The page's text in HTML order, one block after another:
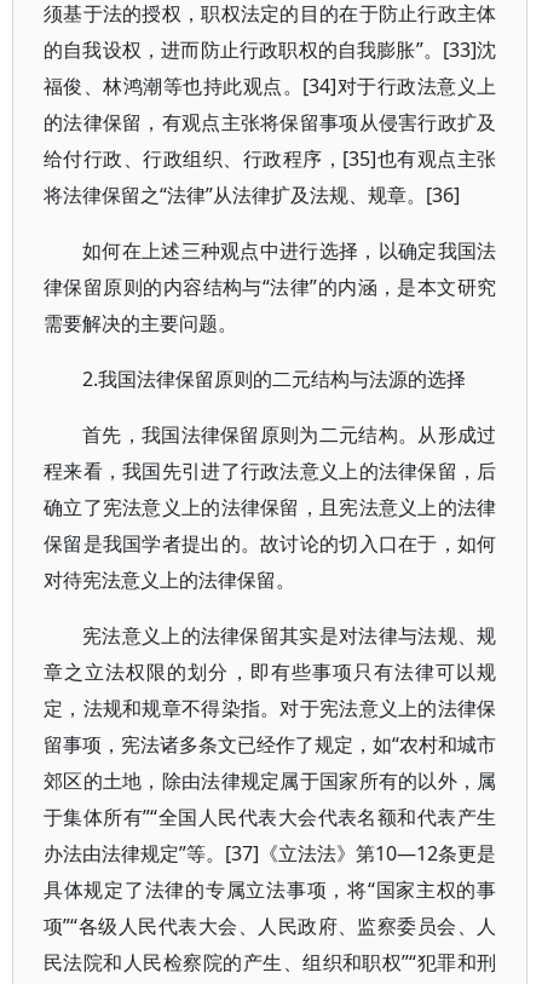
须基于法的授权，职权法定的目的在于防止行政主体
的自我设权，进而防止行政职权的自我膨胀”。[33]沈
福俊、林鸿潮等也持此观点。[34]对于行政法意义上
的法律保留，有观点主张将保留事项从侵害行政扩及
给付行政、行政组织、行政程序，[35]也有观点主张
将法律保留之“法律”从法律扩及法规、规章。[36]
如何在上述三种观点中进行选择，以确定我国法
律保留原则的内容结构与“法律”的内涵，是本文研究
需要解决的主要问题。
2.我国法律保留原则的二元结构与法源的选择
首先，我国法律保留原则为二元结构。从形成过
程来看，我国先引进了行政法意义上的法律保留，后
确立了宪法意义上的法律保留，且宪法意义上的法律
保留是我国学者提出的。故讨论的切入口在于，如何
对待宪法意义上的法律保留。
宪法意义上的法律保留其实是对法律与法规、规
章之立法权限的划分，即有些事项只有法律可以规
定，法规和规章不得染指。对于宪法意义上的法律保
留事项，宪法诸多条文已经作了规定，如“农村和城市
郊区的土地，除由法律规定属于国家所有的以外，属
于集体所有”“全国人民代表大会代表名额和代表产生
办法由法律规定”等。[37]《立法法》第10—12条更是
具体规定了法律的专属立法事项，将“国家主权的事
项”“各级人民代表大会、人民政府、监察委员会、人
民法院和人民检察院的产生、组织和职权”“犯罪和刑